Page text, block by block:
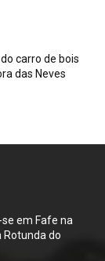
carro de bois
das Neves
em Fafe na
Rotunda do